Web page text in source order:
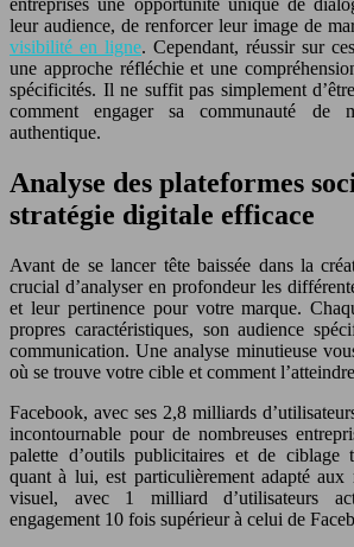
leur audience, de renforcer leur image de
visibilité en ligne. Cependant, réussir sur
une approche réfléchie et une
spécificités. Il ne suffit pas simplement
comment engager sa communauté de
authentique.
Analyse des plateformes
stratégie digitale efficace
Avant de se lancer tête baissée dans la
crucial d’analyser en profondeur les
et leur pertinence pour votre marque.
propres caractéristiques, son audience
communication. Une analyse minutieuse
où se trouve votre cible et comment
Facebook, avec ses 2,8 milliards
incontournable pour de nombreuses
palette d’outils publicitaires et de ciblage
quant à lui, est particulièrement adapté aux
visuel, avec 1 milliard d’utilisateurs
engagement 10 fois supérieur à celui de